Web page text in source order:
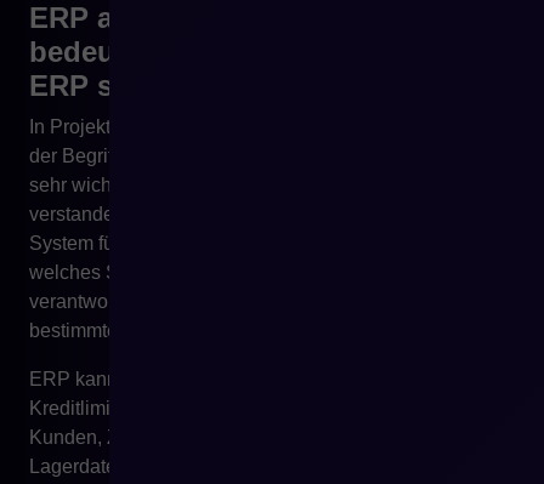
ERP als Quelle der Wahrheit
bedeutet nicht, dass alle Daten im
ERP sein müssen
In Projekten der digitalen Transformation taucht häufig
der Begriff einer Quelle der Wahrheit auf. Das ist ein
sehr wichtiges Prinzip, wird aber manchmal falsch
verstanden. Eine Quelle der Wahrheit bedeutet nicht ein
System für alles. Es bedeutet eine klare Festlegung,
welches System für einen bestimmten Datentyp
verantwortlich ist und welches System in einem
bestimmten Prozess führend ist.
ERP kann Quelle der Wahrheit für Preise, Verträge,
Kreditlimits, Buchhaltungsdokumente, Bestellungen,
Kunden, Zahlungsbedingungen und einen Teil der
Lagerdaten sein. PIM kann Quelle der Wahrheit für